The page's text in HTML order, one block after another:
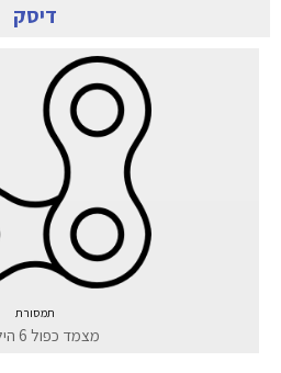
דיסק
תמסורת
מצמד כפול 6 הילוכים